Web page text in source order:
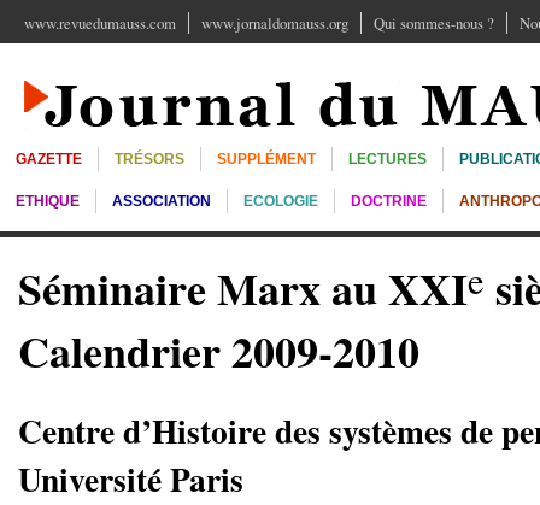
www.revuedumauss.com www.jornaldomauss.org Qui sommes-nous ?
GAZETTE TRÉSORS SUPPLÉMENT LECTURES
ETHIQUE ASSOCIATION ECOLOGIE DOCTRINE
Séminaire Marx au XXIe
Calendrier 2009-2010
Centre d’Histoire des systèmes de
Université Paris